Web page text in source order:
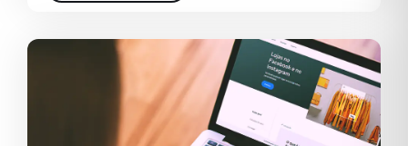
CULTURA ORGANIZACIONAL
DADOS
DESENVOLVIMENTO DE SITES